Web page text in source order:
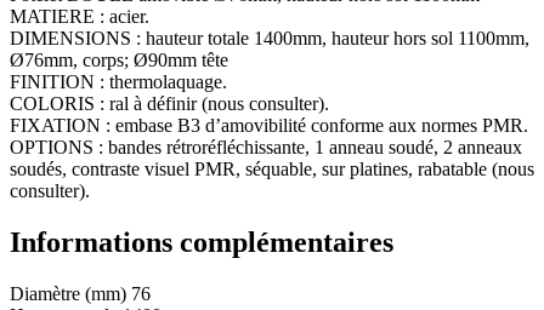
MATIERE : acier.
DIMENSIONS : hauteur totale 1400mm, hauteur hors sol 1100mm,
Ø76mm, corps; Ø90mm tête
FINITION : thermolaquage.
COLORIS : ral à définir (nous consulter).
FIXATION : embase B3 d’amovibilité conforme aux normes PMR.
OPTIONS : bandes rétroréfléchissante, 1 anneau soudé, 2 anneaux
soudés, contraste visuel PMR, séquable, sur platines, rabatable (nous
consulter).
Informations complémentaires
Diamètre (mm) 76